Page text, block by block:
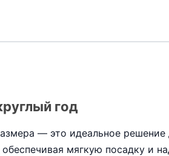
год
— это идеальное
мягкую посадку и